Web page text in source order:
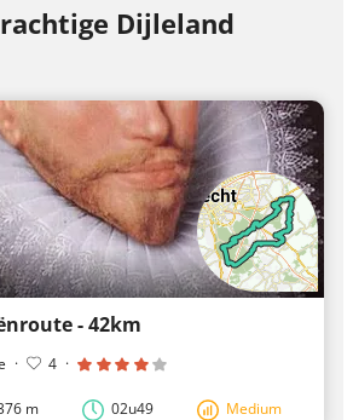
Dijleland
- 42km
· 4 ·
m 02u49 Medium